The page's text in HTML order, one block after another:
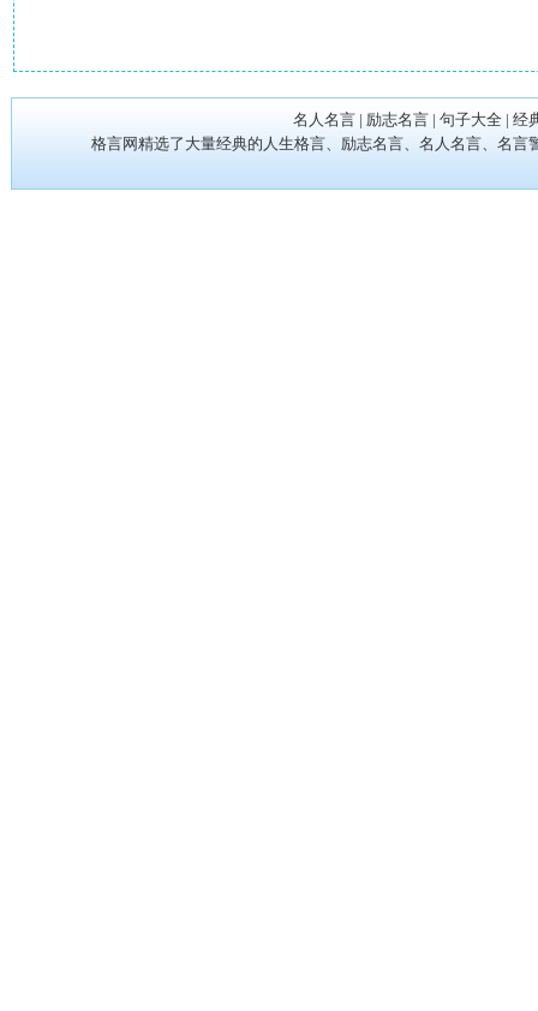
名人名言 | 励志名言 | 句子大全 | 经
格言网精选了大量经典的人生格言、励志名言、名人名言、名